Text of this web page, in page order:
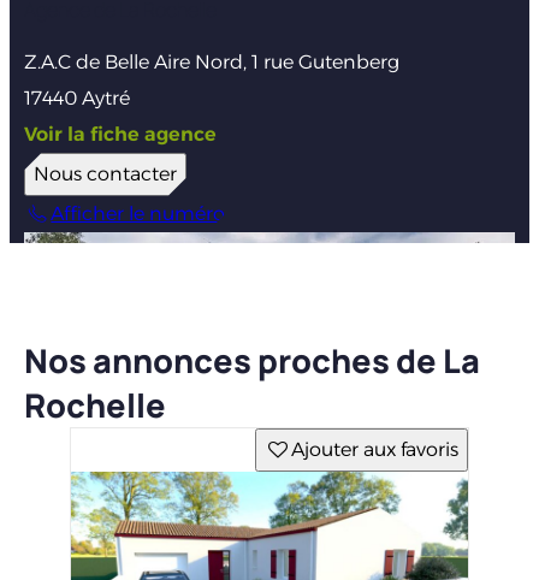
Z.A.C de Belle Aire Nord, 1 rue Gutenberg
17440 Aytré
Voir la fiche agence
Nous contacter
Afficher le numéro
Nos annonces proches de La
Rochelle
Ajouter aux favoris